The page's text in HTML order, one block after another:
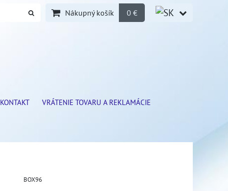
Nákupný košík 0 €
KONTAKT VRÁTENIE TOVARU A REKLAMÁCIE
BOX96